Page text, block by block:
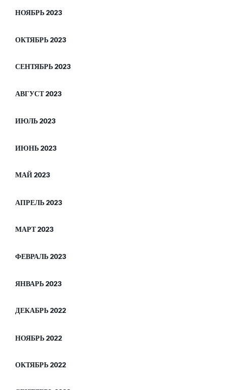
НОЯБРЬ 2023
ОКТЯБРЬ 2023
СЕНТЯБРЬ 2023
АВГУСТ 2023
ИЮЛЬ 2023
ИЮНЬ 2023
МАЙ 2023
АПРЕЛЬ 2023
МАРТ 2023
ФЕВРАЛЬ 2023
ЯНВАРЬ 2023
ДЕКАБРЬ 2022
НОЯБРЬ 2022
ОКТЯБРЬ 2022